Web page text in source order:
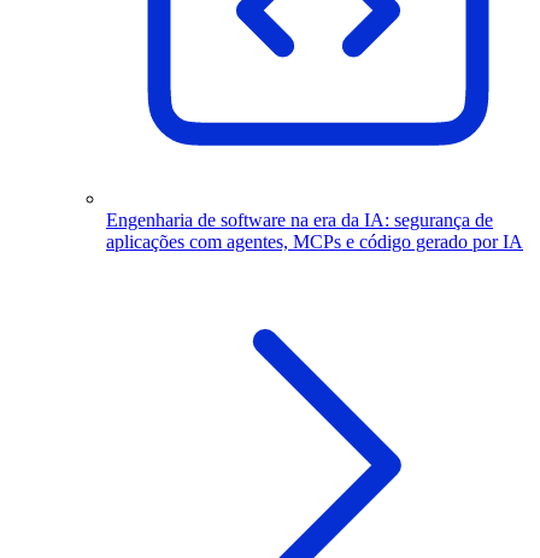
Engenharia de software na era da IA: segurança de
aplicações com agentes, MCPs e código gerado por IA